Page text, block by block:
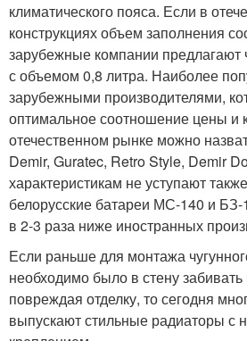
климатического пояса. Если в
конструкциях объем заполнения
зарубежные компании предлагают
с объемом 0,8 литра. Наиболее
зарубежными производителями,
оптимальное соотношение цены и
отечественном рынке можно
Demir, Guratec, Retro Style, Demir
характеристикам не уступают
белорусские батареи МС-140 и БЗ-
в 2-3 раза ниже иностранных
Если раньше для монтажа
необходимо было в стену
повреждая отделку, то сегодня
выпускают стильные радиаторы с